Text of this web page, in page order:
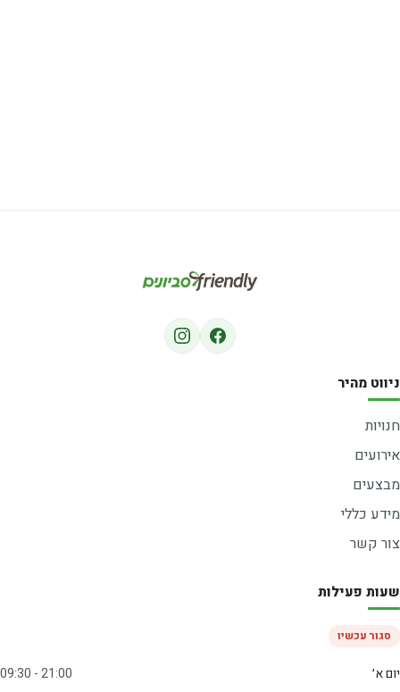
ניווט מהיר
חנויות
אירועים
מבצעים
מידע כללי
צור קשר
שעות פעילות
סגור עכשיו
יום א׳
09:30 - 21:00